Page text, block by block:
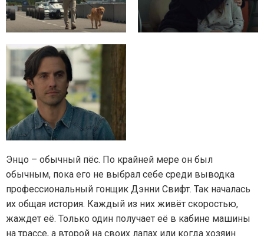
Энцо – обычный пёс. По крайней мере он был
обычным, пока его не выбрал себе среди выводка
профессиональный гонщик Дэнни Свифт. Так началась
их общая история. Каждый из них живёт скоростью,
жаждет её. Только один получает её в кабине машины
на трассе, а второй на своих лапах или когда хозяин